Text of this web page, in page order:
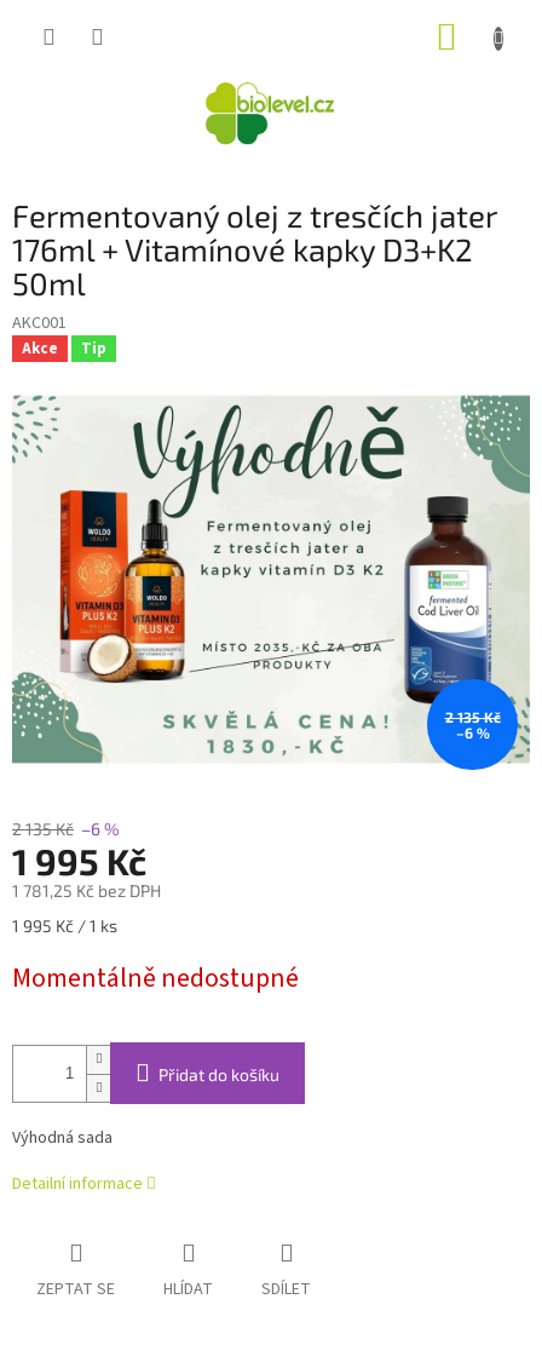
Fermentovaný olej z tresčích jater
176ml + Vitamínové kapky D3+K2
50ml
AKC001
Akce Tip
2 135 Kč
–6 %
2 135 Kč –6 %
1 995 Kč
1 781,25 Kč bez DPH
Měrná
1 995 Kč / 1 ks
Momentálně nedostupné
Přidat do košíku
Výhodná sada
Detailní informace
ZEPTAT SE HLÍDAT SDÍLET